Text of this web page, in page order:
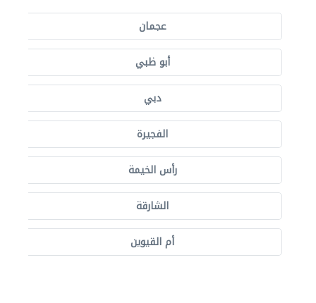
عجمان
أبو ظبي
دبي
الفجيرة
رأس الخيمة
الشارقة
أم القيوين